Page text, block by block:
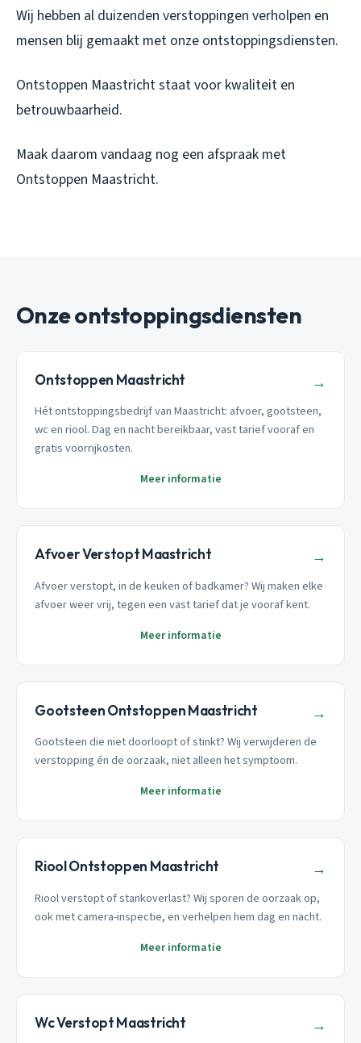
Wij hebben al duizenden verstoppingen verholpen en
mensen blij gemaakt met onze ontstoppingsdiensten.
Ontstoppen Maastricht staat voor kwaliteit en
betrouwbaarheid.
Maak daarom vandaag nog een afspraak met
Ontstoppen Maastricht.
Onze ontstoppingsdiensten
Ontstoppen Maastricht →
Hét ontstoppingsbedrijf van Maastricht: afvoer, gootsteen,
wc en riool. Dag en nacht bereikbaar, vast tarief vooraf en
gratis voorrijkosten.
Meer informatie
Afvoer Verstopt Maastricht →
Afvoer verstopt, in de keuken of badkamer? Wij maken elke
afvoer weer vrij, tegen een vast tarief dat je vooraf kent.
Meer informatie
Gootsteen Ontstoppen Maastricht →
Gootsteen die niet doorloopt of stinkt? Wij verwijderen de
verstopping én de oorzaak, niet alleen het symptoom.
Meer informatie
Riool Ontstoppen Maastricht →
Riool verstopt of stankoverlast? Wij sporen de oorzaak op,
ook met camera-inspectie, en verhelpen hem dag en nacht.
Meer informatie
Wc Verstopt Maastricht →